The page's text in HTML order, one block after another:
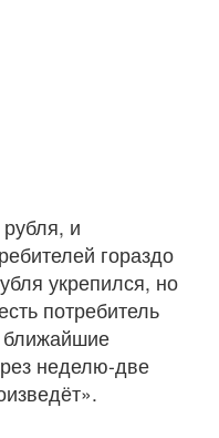
и
гораздо
укрепился, но
потребитель
ближайшие
неделю-две